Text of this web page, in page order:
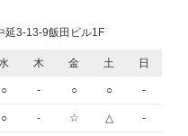
延3-13-9飯田ビル1F
木 金 土 日
○ - ○ ○ -
○ - ☆ △ -